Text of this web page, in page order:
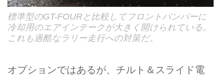
標準型のGT-FOURと比較してフロントバンパーに
冷却用のエアインテークが大きく開けられている。
これも過酷なラリー走行への対策だ。
オプションではあるが、チルト＆スライド電